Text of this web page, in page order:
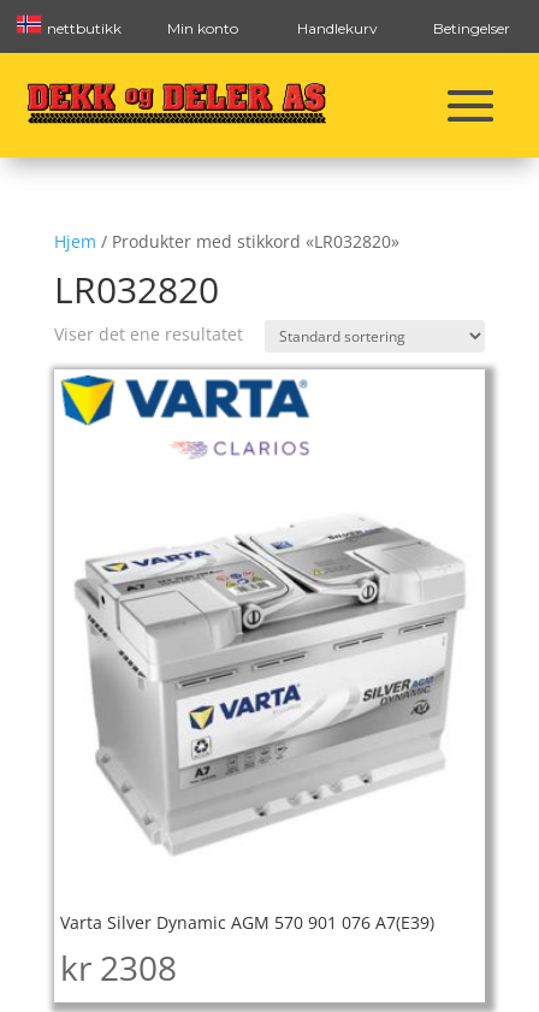
nettbutikk Min konto Handlekurv Betingelser
Hjem / Produkter med stikkord «LR032820»
LR032820
Viser det ene resultatet
Varta Silver Dynamic AGM 570 901 076 A7(E39)
kr 2308